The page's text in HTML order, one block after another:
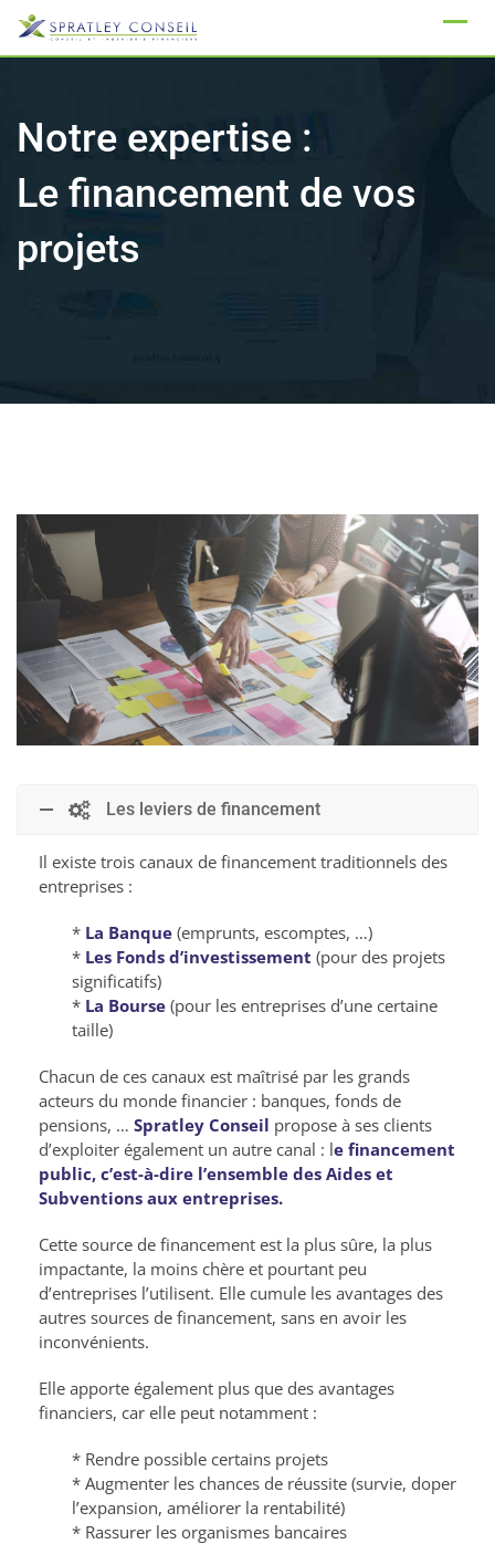
Skip
Notre expertise :
Le financement de vos
projets
Les leviers de financement
Il existe trois canaux de financement traditionnels des
entreprises :
* La Banque (emprunts, escomptes, …)
* Les Fonds d’investissement (pour des projets
significatifs)
* La Bourse (pour les entreprises d’une certaine
taille)
Chacun de ces canaux est maîtrisé par les grands
acteurs du monde financier : banques, fonds de
pensions, … Spratley Conseil propose à ses clients
d’exploiter également un autre canal : le financement
public, c’est-à-dire l’ensemble des Aides et
Subventions aux entreprises.
Cette source de financement est la plus sûre, la plus
impactante, la moins chère et pourtant peu
d’entreprises l’utilisent. Elle cumule les avantages des
autres sources de financement, sans en avoir les
inconvénients.
Elle apporte également plus que des avantages
financiers, car elle peut notamment :
* Rendre possible certains projets
* Augmenter les chances de réussite (survie, doper
l’expansion, améliorer la rentabilité)
* Rassurer les organismes bancaires